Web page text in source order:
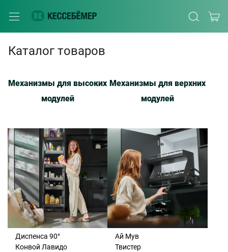
Каталог товаров
Механизмы для высоких
модулей
Диспенса 90°
Конвой Лавидо
Механизмы для верхних
модулей
Ай Мув
Твистер